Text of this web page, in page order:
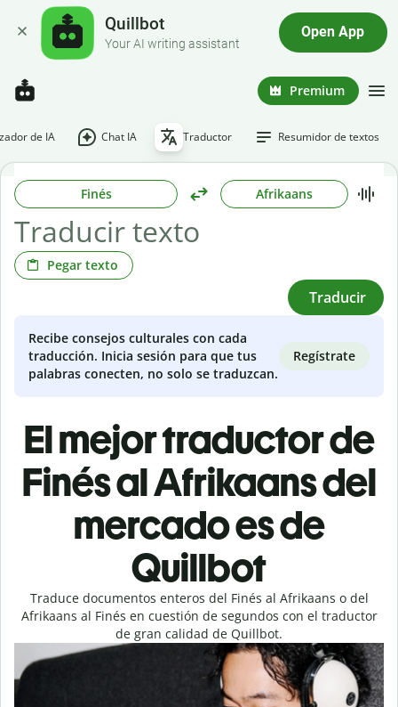
Quillbot
Your AI writing assistant
Open App
Premium
de IA Chat IA Traductor Resumidor de textos
Finés Afrikaans
Pegar texto
Traducir
Recibe consejos culturales con cada
traducción. Inicia sesión para que tus
palabras conecten, no solo se traduzcan.
Regístrate
El mejor traductor de
Finés al Afrikaans del
mercado es de
Quillbot
Traduce documentos enteros del Finés al Afrikaans o del
Afrikaans al Finés en cuestión de segundos con el traductor
de gran calidad de Quillbot.